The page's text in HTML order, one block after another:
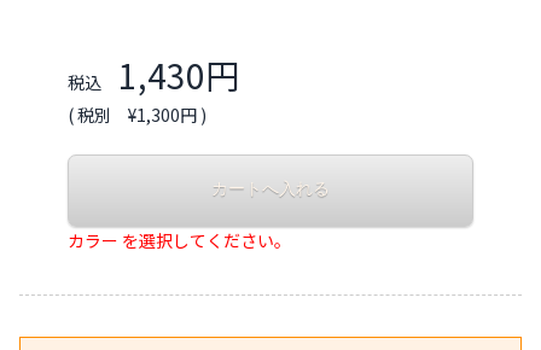
税込 1,430円
( 税別 ¥1,300円 )
カラー を選択してください。